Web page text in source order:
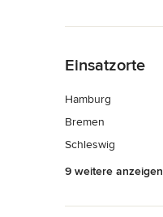
Einsatzorte
Hamburg
Bremen
Schleswig
9 weitere anzeigen